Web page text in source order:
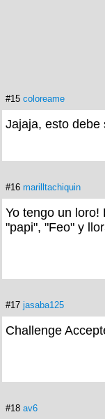
#15 coloreame
Jajaja, esto debe
#16 marilltachiquin
Yo tengo un loro!
"papi", "Feo" y
#17 jasaba125
Challenge
#18 av6